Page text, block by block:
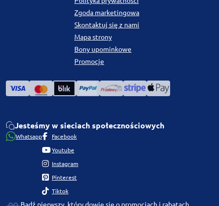
Zgoda marketingowa
Skontaktuj się z nami
Mapa strony
Bony upominkowe
Promocje
Jesteśmy w sieciach społecznościowych
Whatsapp Facebook
Youtube
Instagram
Pinterest
Tiktok